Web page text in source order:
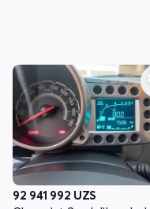
92 941 992 UZS